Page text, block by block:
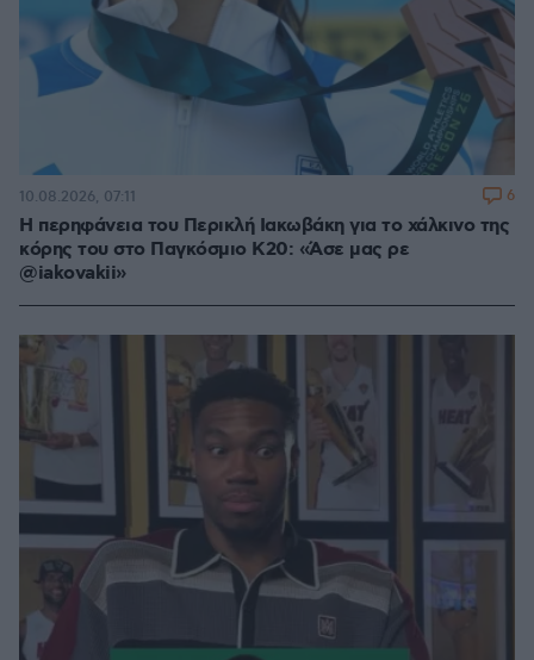
Η περηφάνεια του Περικλή Ιακωβάκη για το χάλκινο της
κόρης του στο Παγκόσμιο Κ20: «Άσε μας ρε
@iakovakii»
10.08.2026, 07:11 6